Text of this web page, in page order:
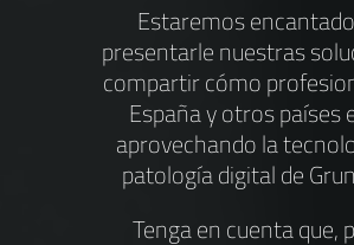
Estaremos
presentarle nuestras
compartir cómo
España y otros países
aprovechando la
patología digital de
Tenga en cuenta que,